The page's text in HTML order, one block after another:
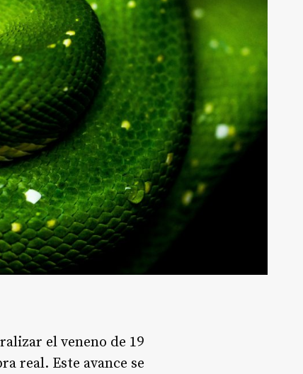
el veneno de 19
real. Este avance se